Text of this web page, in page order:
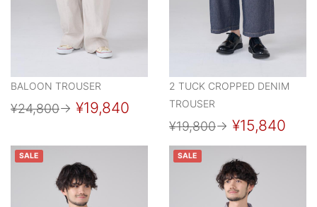
BALOON TROUSER
¥24,800→ ¥19,840
2 TUCK CROPPED DENIM
TROUSER
¥19,800→ ¥15,840
SALE SALE